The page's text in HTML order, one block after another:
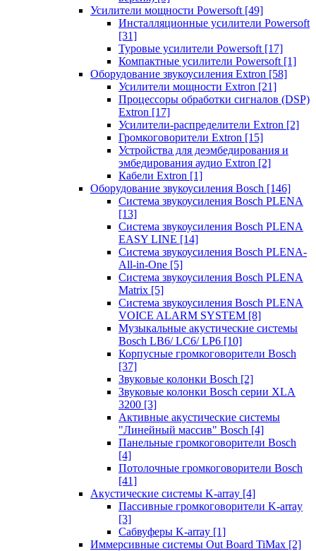
Усилители мощности Powersoft [49]
Инсталляционные усилители Powersoft
[31]
Туровые усилители Powersoft [17]
Компактные усилители Powersoft [1]
Оборудование звукоусиления Extron [58]
Усилители мощности Extron [21]
Процессоры обработки сигналов (DSP)
Extron [17]
Усилители-распределители Extron [2]
Громкоговорители Extron [15]
Устройства для деэмбедирования и
эмбедирования аудио Extron [2]
Кабели Extron [1]
Оборудование звукоусиления Bosch [146]
Система звукоусиления Bosch PLENA
[13]
Система звукоусиления Bosch PLENA
EASY LINE [14]
Система звукоусиления Bosch PLENA-
All-in-One [5]
Система звукоусиления Bosch PLENA
Matrix [5]
Система звукоусиления Bosch PLENA
VOICE ALARM SYSTEM [8]
Музыкальные акустические системы
Bosch LB6/ LC6/ LP6 [10]
Корпусные громкоговорители Bosch
[37]
Звуковые колонки Bosch [2]
Звуковые колонки Bosch серии XLA
3200 [3]
Активные акустические системы
"Линейный массив" Bosch [4]
Панельные громкоговорители Bosch
[4]
Потолочные громкоговорители Bosch
[41]
Акустические системы K-array [4]
Пассивные громкоговорители K-array
[3]
Сабвуферы K-array [1]
Иммерсивные системы Out Board TiMax [2]